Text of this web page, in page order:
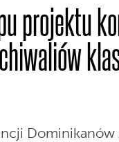
projektu
Dominikanów